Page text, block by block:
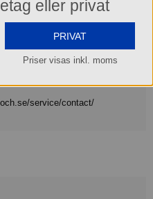
service/contact/
eller privat
PRIVAT
Priser visas inkl. moms